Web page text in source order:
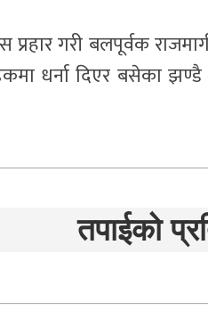
प्रहार गरी बलपूर्वक
धर्ना दिएर बसेका
तपाईको